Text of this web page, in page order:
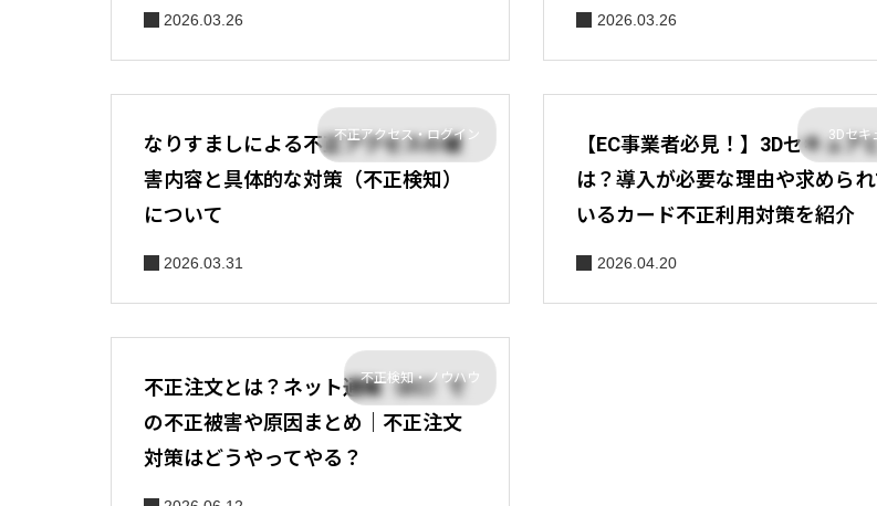
2026.03.26 2026.03.26
不正アクセス・ログイン
なりすましによる不正アクセスの被
害内容と具体的な対策（不正検知）
について
2026.03.31
3Dセキ
【EC事業者必見！】3Dセキュア
は？導入が必要な理由や求められ
いるカード不正利用対策を紹介
2026.04.20
不正検知・ノウハウ
不正注文とは？ネット通販（EC）で
の不正被害や原因まとめ｜不正注文
対策はどうやってやる？